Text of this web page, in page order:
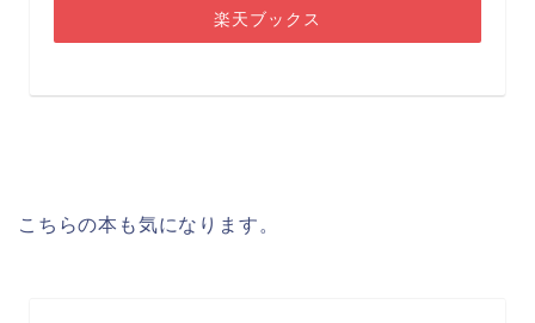
楽天ブックス
こちらの本も気になります。